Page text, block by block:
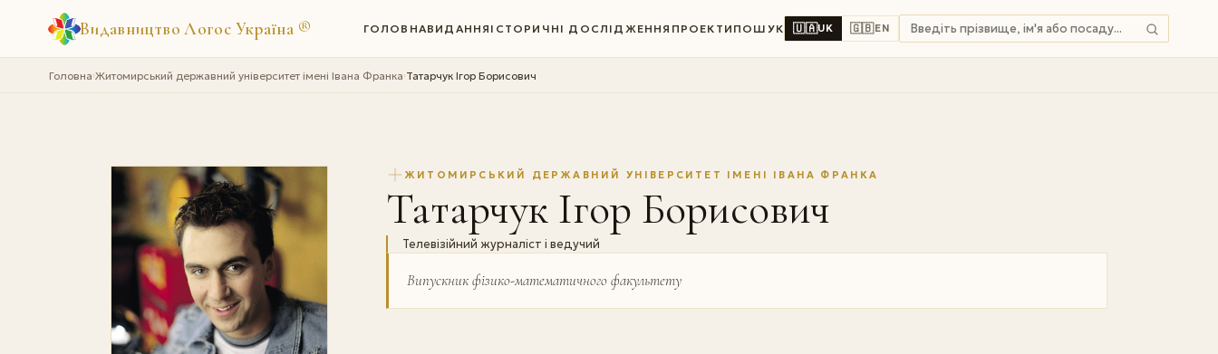
Видавництво Логос Україна ® ГОЛОВНАВИДАННЯ ІСТОРИЧНІ ДОСЛІДЖЕННЯ ПРОЕКТИ ПОШУК 🇺🇦UK 🇬🇧EN
Головна›Житомирський державний університет імені Івана Франка›Татарчук Ігор Борисович
ЖИТОМИРСЬКИЙ ДЕРЖАВНИЙ УНІВЕРСИТЕТ ІМЕНІ ІВАНА ФРАНКА
Татарчук Ігор Борисович
Телевізійний журналіст і ведучий
Випускник фізико-математичного факультету